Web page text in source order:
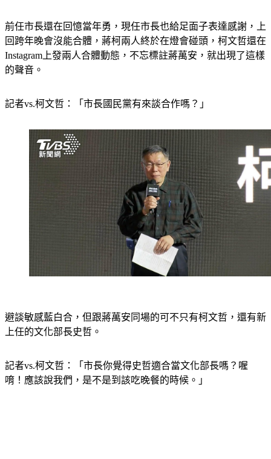
前任市長還在回憶當年勇，現任市長也給足面子表達感謝，上
回跨年晚會沒能合體，蔣柯兩人終於在燈會碰頭，柯文哲還在
Instagram上發兩人合體動態，不忘標註蔣萬安，就出現了這樣
的聲音。
記者vs.柯文哲：「市長國民黨有來談合作嗎？」
避談敏感藍白合，但跟蔣萬安同場的可不只有柯文哲，還有新
上任的文化部長史哲。
記者vs.柯文哲：「市長你覺得史哲適合當文化部長嗎？喔
唷！應該說我們，是不是到該吃晚餐的時候。」